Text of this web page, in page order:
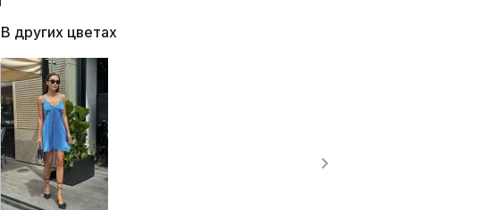
В других цветах